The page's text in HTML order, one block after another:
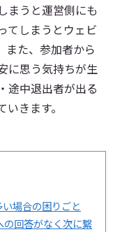
まうと運営側にも
てしまうとウェビ
また、参加者から
に思う気持ちが生
途中退出者が出る
きます。
場合の困りごと
の回答がなく次に繋